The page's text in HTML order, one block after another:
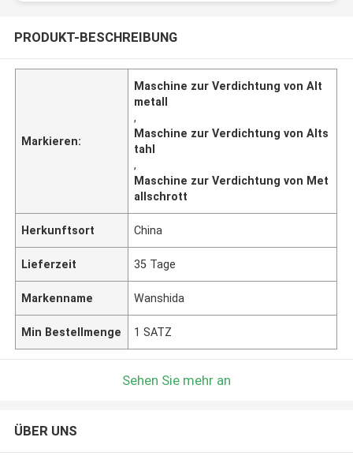
PRODUKT-BESCHREIBUNG
Markieren:
Maschine zur Verdichtung von Alt
metall
,
Maschine zur Verdichtung von Alts
tahl
,
Maschine zur Verdichtung von Met
allschrott
Herkunftsort China
Lieferzeit 35 Tage
Markenname Wanshida
Min Bestellmenge 1 SATZ
Sehen Sie mehr an
ÜBER UNS